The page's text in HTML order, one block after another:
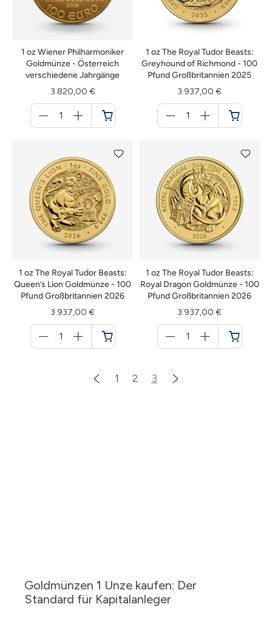
1 oz Wiener Philharmoniker
Goldmünze - Österreich
verschiedene Jahrgänge
3.820,00 €
für
Warenkorb
1 oz The Royal Tudor Beasts:
Greyhound of Richmond - 100
Pfund Großbritannien 2025
3.937,00 €
für
Warenkorb
1 oz The Royal Tudor Beasts:
Queen’s Lion Goldmünze - 100
Pfund Großbritannien 2026
3.937,00 €
für
Warenkorb
1 oz The Royal Tudor Beasts:
Royal Dragon Goldmünze - 100
Pfund Großbritannien 2026
3.937,00 €
für
Warenkorb
1 2 3
Goldmünzen 1 Unze kaufen: Der
Standard für Kapitalanleger